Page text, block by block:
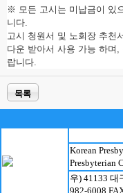
※ 모든 고시는 미납금이 있
니다.
고시 청원서 및 노회장 추천
다운 받아서 사용 가능 하며 ,
랍니다.
목록
Korean
Presbyterian
우) 41133 대
982-6008